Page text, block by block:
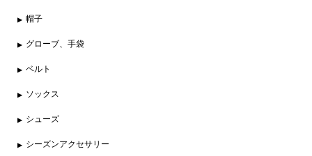
帽子
グローブ、手袋
ベルト
ソックス
シューズ
シーズンアクセサリー